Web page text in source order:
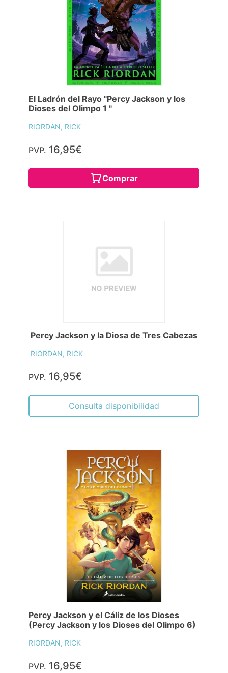
El Ladrón del Rayo "Percy Jackson y los
Dioses del Olimpo 1 "
RIORDAN, RICK
PVP. 16,95€
Comprar
Percy Jackson y la Diosa de Tres Cabezas
RIORDAN, RICK
PVP. 16,95€
Consulta disponibilidad
Percy Jackson y el Cáliz de los Dioses
(Percy Jackson y los Dioses del Olimpo 6)
RIORDAN, RICK
PVP. 16,95€